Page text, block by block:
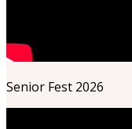
Senior Fest 2026